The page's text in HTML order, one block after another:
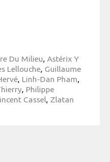
Du Milieu, Astérix Y
Lellouche, Guillaume
, Linh-Dan Pham,
, Philippe
Cassel, Zlatan